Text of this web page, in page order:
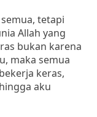
tetapi
Allah yang
bukan karena
maka semua
keras,
aku